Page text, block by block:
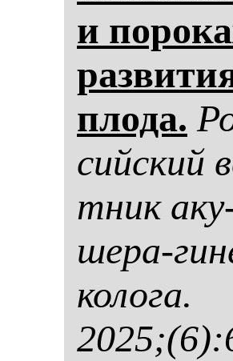
и
пло­да.
сий­ский
тник
ше­ра-
ко­ло­га.